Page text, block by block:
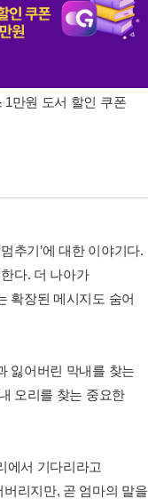
1만원 도서 할인 쿠폰
추기’에 대한 이야기다.
다. 더 나아가
확장된 메시지도 숨어
잃어버린 막내를 찾는
오리를 찾는 중요한
에서 기다리라고
리지만, 곧 엄마의 말을